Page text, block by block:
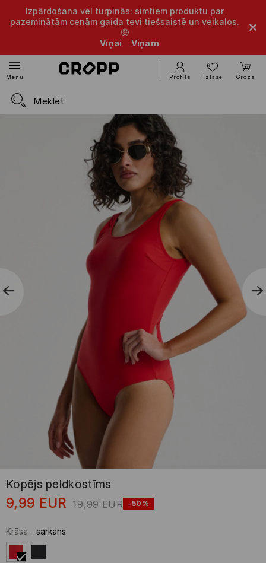
Izpārdošana vēl turpinās: simtiem produktu par
pazeminātām cenām gaida tevi tiešsaistē un veikalos.
🤑
Viņai
Viņam
Menu Profils Izlase Grozs
Kopējs peldkostīms
9,99 EUR 19,99 EUR -50%
Krāsa - sarkans